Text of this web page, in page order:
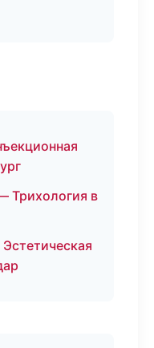
Трихология в